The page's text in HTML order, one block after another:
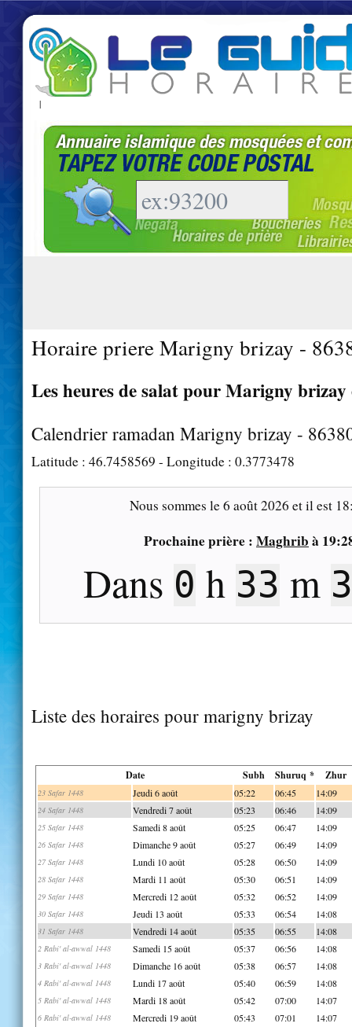
|
Horaire priere Marigny brizay -
Les heures de salat pour Marigny brizay
Calendrier ramadan Marigny brizay -
Latitude : 46.7458569 - Longitude : 0.3773478
Nous sommes le6 août 2026 et il est
Prochaine prière : Maghrib à
Dans 0 h 33 m
Liste des horaires pour marigny brizay
Date Subh Shuruq * Zhur
23 Safar 1448 Jeudi 6 août 05:22 06:45 14:09
24 Safar 1448 Vendredi 7 août 05:23 06:46 14:09
25 Safar 1448 Samedi 8 août 05:25 06:47 14:09
26 Safar 1448 Dimanche 9 août 05:27 06:49 14:09
27 Safar 1448 Lundi 10 août 05:28 06:50 14:09
28 Safar 1448 Mardi 11 août 05:30 06:51 14:09
29 Safar 1448 Mercredi 12 août 05:32 06:52 14:09
30 Safar 1448 Jeudi 13 août 05:33 06:54 14:08
31 Safar 1448 Vendredi 14 août 05:35 06:55 14:08
2 Rabi' al-awwal 1448 Samedi 15 août 05:37 06:56 14:08
3 Rabi' al-awwal 1448 Dimanche 16 août 05:38 06:57 14:08
4 Rabi' al-awwal 1448 Lundi 17 août 05:40 06:59 14:08
5 Rabi' al-awwal 1448 Mardi 18 août 05:42 07:00 14:07
6 Rabi' al-awwal 1448 Mercredi 19 août 05:43 07:01 14:07